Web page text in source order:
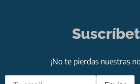
¡No te pierdas nuestras